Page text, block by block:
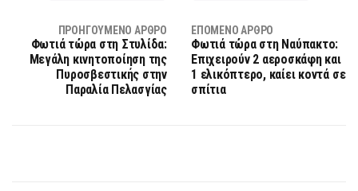
ΠΡΟΗΓΟΎΜΕΝΟ ΆΡΘΡΟ
Φωτιά τώρα στη Στυλίδα:
Μεγάλη κινητοποίηση της
Πυροσβεστικής στην
Παραλία Πελασγίας
ΕΠΌΜΕΝΟ ΆΡΘΡΟ
Φωτιά τώρα στη Ναύπακτο:
Eπιχειρούν 2 αεροσκάφη και
1 ελικόπτερο, καίει κοντά σε
σπίτια